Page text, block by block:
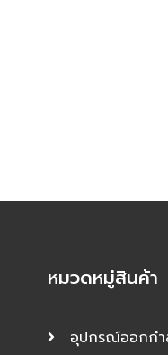
หมวดหมู่สินค้า
อุปกรณ์ออกกำ